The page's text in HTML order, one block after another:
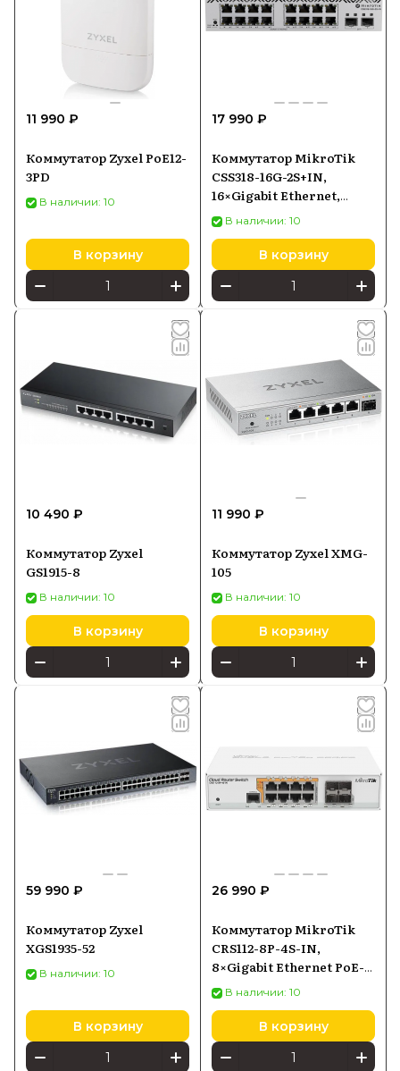
11 990 ₽
Коммутатор Zyxel PoE12-
3PD
В наличии: 10
В корзину
17 990 ₽
Коммутатор MikroTik
CSS318-16G-2S+IN,
16×Gigabit Ethernet,
2×SFP+
В наличии: 10
В корзину
10 490 ₽
Коммутатор Zyxel
GS1915-8
В наличии: 10
В корзину
11 990 ₽
Коммутатор Zyxel XMG-
105
В наличии: 10
В корзину
59 990 ₽
Коммутатор Zyxel
XGS1935-52
В наличии: 10
В корзину
26 990 ₽
Коммутатор MikroTik
CRS112-8P-4S-IN,
8×Gigabit Ethernet PoE-
out, 4×SFP
В наличии: 10
В корзину